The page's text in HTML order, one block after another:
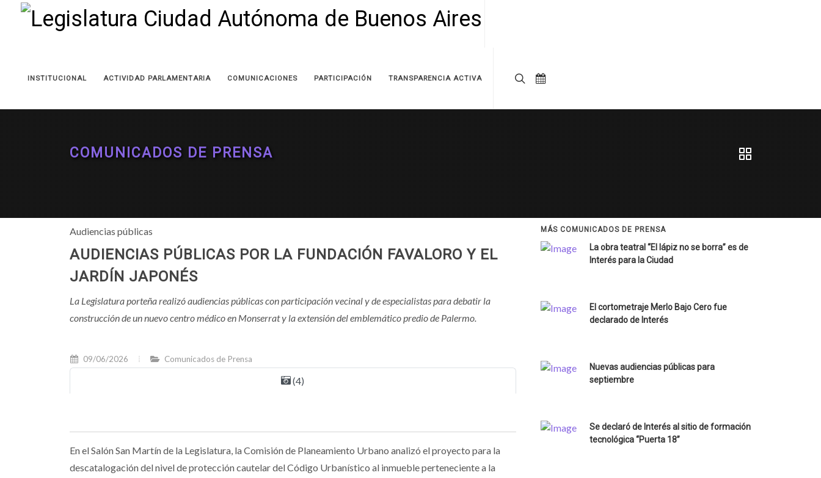
INSTITUCIONAL ACTIVIDAD PARLAMENTARIA COMUNICACIONES PARTICIPACIÓN TRANSPARENCIA ACTIVA
COMUNICADOS DE PRENSA
Audiencias públicas
AUDIENCIAS PÚBLICAS POR LA FUNDACIÓN FAVALORO Y EL
JARDÍN JAPONÉS
La Legislatura porteña realizó audiencias públicas con participación vecinal y de especialistas para debatir la
construcción de un nuevo centro médico en Monserrat y la extensión del emblemático predio de Palermo.
09/06/2026 Comunicados de Prensa
(4)
En el Salón San Martín de la Legislatura, la Comisión de Planeamiento Urbano analizó el proyecto para la
descatalogación del nivel de protección cautelar del Código Urbanístico al inmueble perteneciente a la
MÁS COMUNICADOS DE PRENSA
La obra teatral “El lápiz no se borra” es de
Interés para la Ciudad
El cortometraje Merlo Bajo Cero fue
declarado de Interés
Nuevas audiencias públicas para
septiembre
Se declaró de Interés al sitio de formación
tecnológica “Puerta 18”